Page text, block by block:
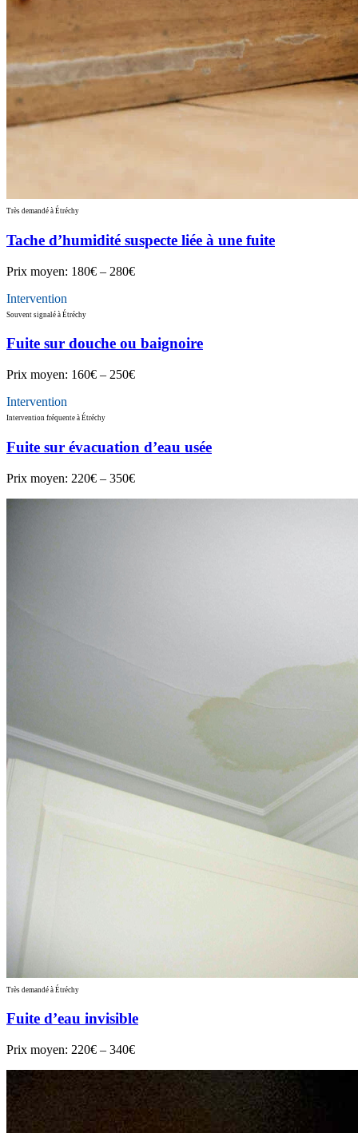
Très demandé à Étréchy
Tache d’humidité suspecte liée à une fuite
Prix moyen: 180€ – 280€
Intervention
Souvent signalé à Étréchy
Fuite sur douche ou baignoire
Prix moyen: 160€ – 250€
Intervention
Intervention fréquente à Étréchy
Fuite sur évacuation d’eau usée
Prix moyen: 220€ – 350€
Très demandé à Étréchy
Fuite d’eau invisible
Prix moyen: 220€ – 340€